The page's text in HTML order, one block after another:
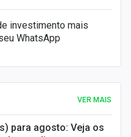
investimento mais
WhatsApp
VER MAIS
para agosto: Veja os